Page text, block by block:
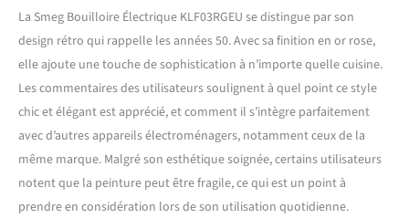
lavable, pour un nettoyage
longue durée SÉCURITÉ
MAXIMALE: La bouilloire est
équipée d'un système
d'arrêt automatique qui
s'active lorsque la
température atteint 100°
UTILISATION PRATIQUE: Le
bec verseur, la poignée
ergonomique, le couvercle à
ouverture douce Soft
La Smeg Bouilloire Électrique KLF03RGEU se distingue par son
design rétro qui rappelle les années 50. Avec sa finition en or rose,
elle ajoute une touche de sophistication à n’importe quelle cuisine.
Les commentaires des utilisateurs soulignent à quel point ce style
chic et élégant est apprécié, et comment il s’intègre parfaitement
avec d’autres appareils électroménagers, notamment ceux de la
même marque. Malgré son esthétique soignée, certains utilisateurs
notent que la peinture peut être fragile, ce qui est un point à
prendre en considération lors de son utilisation quotidienne.